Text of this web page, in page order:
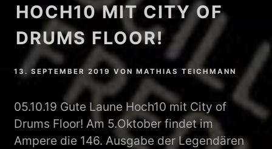
HOCH10 MIT CITY OF
DRUMS FLOOR!
13. SEPTEMBER 2019 VONMATHIAS TEICHMANN
05.10.19 Gute Laune Hoch10 mit City of
Drums Floor! Am 5.Oktober findet im
Ampere die 146. Ausgabe der Legendären